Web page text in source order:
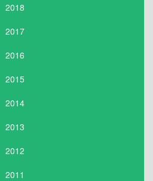
2018
2017
2016
2015
2014
2013
2012
2011